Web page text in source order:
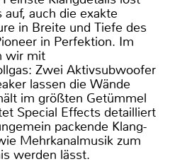
auch die exakte
in Breite und Tiefe des
in Perfektion. Im
wir mit
Zwei Aktivsubwoofer
lassen die Wände
im größten Getümmel
Special Effects detailliert
packende Klang-
Mehrkanalmusik zum
werden lässt.